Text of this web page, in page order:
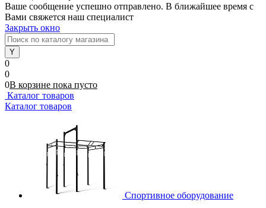
Ваше сообщение успешно отправлено. В ближайшее время с
Вами свяжется наш специалист
Закрыть окно
0
0
0В корзине пока пусто
Каталог товаров
Каталог товаров
Спортивное оборудование